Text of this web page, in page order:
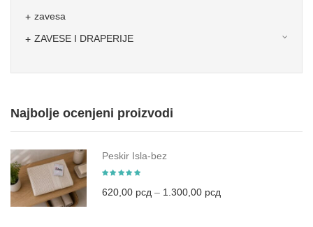
zavesa
ZAVESE I DRAPERIJE
Najbolje ocenjeni proizvodi
Peskir Isla-bez
620,00 рсд – 1.300,00 рсд